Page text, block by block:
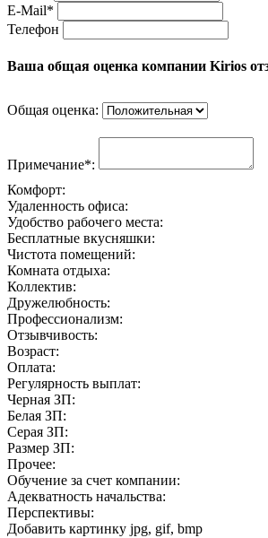
E-Mail*
Телефон
Ваша общая оценка компании Kirios
Общая оценка:
Примечание*:
Комфорт:
Удаленность офиса:
Удобство рабочего места:
Бесплатные вкусняшки:
Чистота помещений:
Комната отдыха:
Коллектив:
Дружелюбность:
Профессионализм:
Отзывчивость:
Возраст:
Оплата:
Регулярность выплат:
Черная ЗП:
Белая ЗП:
Серая ЗП:
Размер ЗП:
Прочее:
Обучение за счет компании:
Адекватность начальства:
Перспективы:
Добавить картинку jpg, gif, bmp